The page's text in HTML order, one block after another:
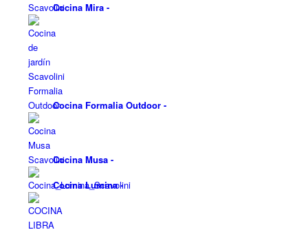
Cocina Mira-
Cocina Formalia Outdoor-
Cocina Musa-
Cocina Lumina-